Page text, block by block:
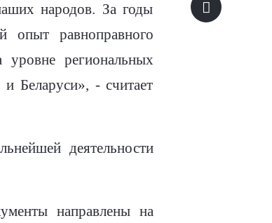
народов. За годы
опыт равноправного
уровне региональных
Беларуси», - считает
деятельности
направлены на